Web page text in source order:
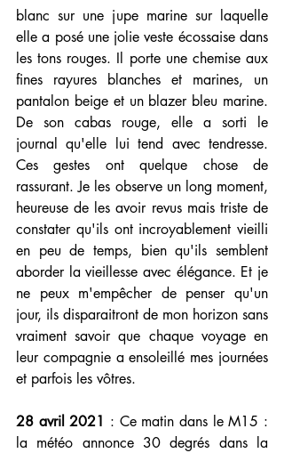
blanc sur une jupe marine sur laquelle
elle a posé une jolie veste écossaise dans
les tons rouges. Il porte une chemise aux
fines rayures blanches et marines, un
pantalon beige et un blazer bleu marine.
De son cabas rouge, elle a sorti le
journal qu'elle lui tend avec tendresse.
Ces gestes ont quelque chose de
rassurant. Je les observe un long moment,
heureuse de les avoir revus mais triste de
constater qu'ils ont incroyablement vieilli
en peu de temps, bien qu'ils semblent
aborder la vieillesse avec élégance. Et je
ne peux m'empêcher de penser qu'un
jour, ils disparaitront de mon horizon sans
vraiment savoir que chaque voyage en
leur compagnie a ensoleillé mes journées
et parfois les vôtres.
28 avril 2021 : Ce matin dans le M15 :
la météo annonce 30 degrés dans la